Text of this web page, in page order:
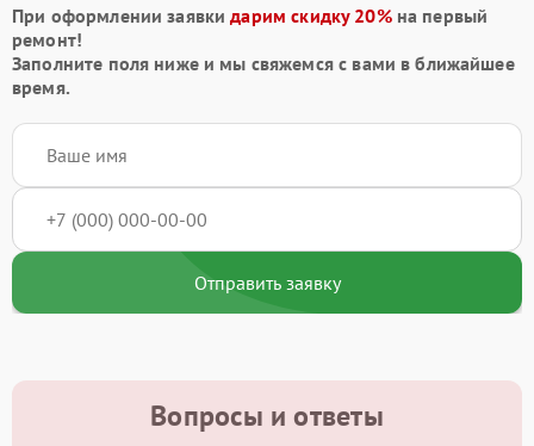
При оформлении заявкидарим скидку 20%на первый
ремонт!
Заполните поля ниже и мы свяжемся с вами в ближайшее
время.
Отправить заявку
Вопросы и ответы